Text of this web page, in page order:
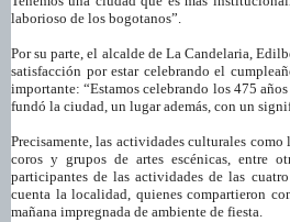
laborioso de los bogotanos”.
Por su parte, el alcalde de La Candelaria,
satisfacción por estar celebrando el
importante: “Estamos celebrando los 475
fundó la ciudad, un lugar además, con un
Precisamente, las actividades culturales como
coros y grupos de artes escénicas, entre
participantes de las actividades de las
cuenta la localidad, quienes compartieron
mañana impregnada de ambiente de fiesta.